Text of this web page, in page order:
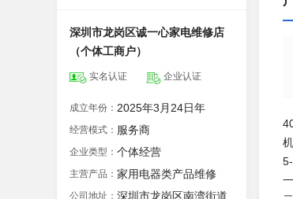
深圳市龙岗区诚一心家电维修店
（个体工商户）
实名认证 企业认证
成立年份： 2025年3月24日年
经营模式： 服务商
企业类型： 个体经营
主营产品： 家用电器类产品维修
公司地址： 深圳市龙岗区南湾街道